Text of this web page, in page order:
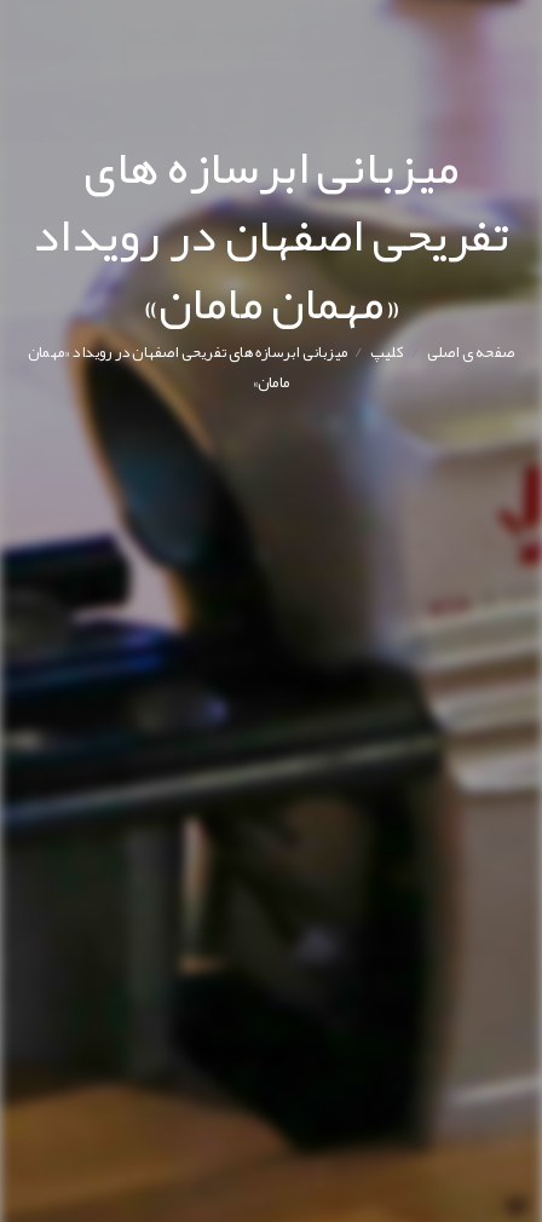
میزبانی ابرسازه های
تفریحی اصفهان در رویداد
«مهمان مامان»
صفحه ی اصلی/ کليپ/میزبانی ابرسازه های تفریحی اصفهان در رویداد «مهمان
مامان»